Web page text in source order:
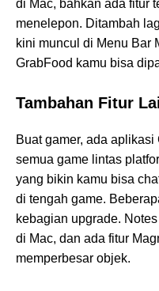
di Mac, bahkan ada fitur
menelepon. Ditambah
kini muncul di Menu Bar
GrabFood kamu bisa
Tambahan Fitur
Buat gamer, ada
semua game lintas
yang bikin kamu bisa
di tengah game.
kebagian upgrade.
di Mac, dan ada fitur
memperbesar objek.